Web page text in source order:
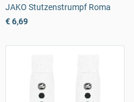
JAKO Stutzenstrumpf Roma
€ 6,69